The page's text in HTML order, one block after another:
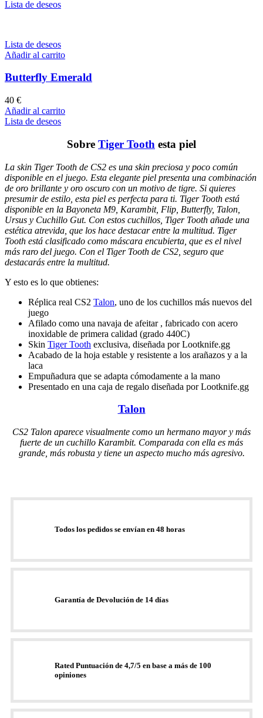
Lista de deseos
Lista de deseos
Añadir al carrito
Butterfly Emerald
40 €
Añadir al carrito
Lista de deseos
Sobre Tiger Tooth esta piel
La skin Tiger Tooth de CS2 es una skin preciosa y poco común
disponible en el juego. Esta elegante piel presenta una combinación
de oro brillante y oro oscuro con un motivo de tigre. Si quieres
presumir de estilo, esta piel es perfecta para ti. Tiger Tooth está
disponible en la Bayoneta M9, Karambit, Flip, Butterfly, Talon,
Ursus y Cuchillo Gut. Con estos cuchillos, Tiger Tooth añade una
estética atrevida, que los hace destacar entre la multitud. Tiger
Tooth está clasificado como máscara encubierta, que es el nivel
más raro del juego. Con el Tiger Tooth de CS2, seguro que
destacarás entre la multitud.
Y esto es lo que obtienes:
Réplica real CS2 Talon, uno de los cuchillos más nuevos del
juego
Afilado como una navaja de afeitar , fabricado con acero
inoxidable de primera calidad (grado 440C)
Skin Tiger Tooth exclusiva, diseñada por Lootknife.gg
Acabado de la hoja estable y resistente a los arañazos y a la
laca
Empuñadura que se adapta cómodamente a la mano
Presentado en una caja de regalo diseñada por Lootknife.gg
Talon
CS2 Talon aparece visualmente como un hermano mayor y más
fuerte de un cuchillo Karambit. Comparada con ella es más
grande, más robusta y tiene un aspecto mucho más agresivo.
Todos los pedidos se envían en 48 horas
Garantía de Devolución de 14 días
Rated Puntuación de 4,7/5 en base a más de 100
opiniones